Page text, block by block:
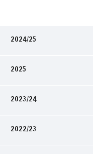
2024/25
2025
2023/24
2022/23